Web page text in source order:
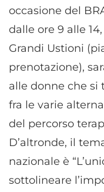
occasione del
dalle ore 9 alle
Grandi Ustioni
prenotazione),
alle donne che si
fra le varie
del percorso
D’altronde, il
nazionale è
sottolineare